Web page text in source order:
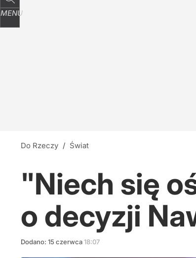
MENU
Do Rzeczy / Świat
"Niech się
o decyzji
Dodano: 15 czerwca18:07